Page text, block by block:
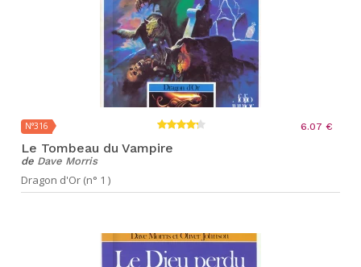
N°316 6.07 €
Le Tombeau du Vampire
de Dave Morris
Dragon d'Or (n° 1 )